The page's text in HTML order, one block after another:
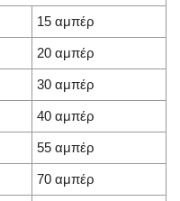
15 αμπέρ
20 αμπέρ
30 αμπέρ
40 αμπέρ
55 αμπέρ
70 αμπέρ